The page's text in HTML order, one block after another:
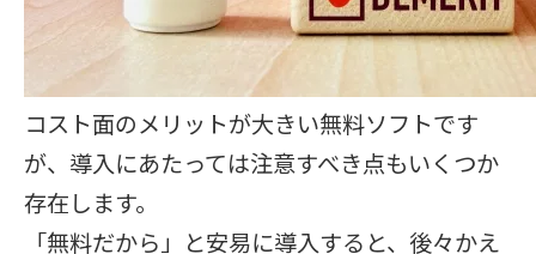
コスト面のメリットが大きい無料ソフトです
が、導入にあたっては注意すべき点もいくつか
存在します。
「無料だから」と安易に導入すると、後々かえ